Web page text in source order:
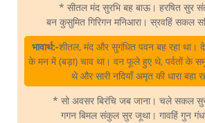
* सीतल मंद सुरभि बह बाऊ। हरषित सुर
बन कुसुमित गिरिगन मनिआरा। स्रवहिं सकल
भावार्थ:-शीतल, मंद और सुगंधित पवन बह रहा था।
के मन में (बड़ा) चाव था। वन फूले हुए थे, पर्वतों के
थे और सारी नदियाँ अमृत की धारा बहा
* सो अवसर बिरंचि जब जाना। चले सकल सुर
गगन बिमल संकुल सुर जूथा। गावहिं गुन